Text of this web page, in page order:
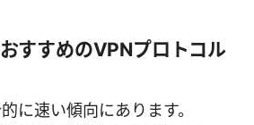
すすめのVPNプロトコル
に速い傾向にあります。